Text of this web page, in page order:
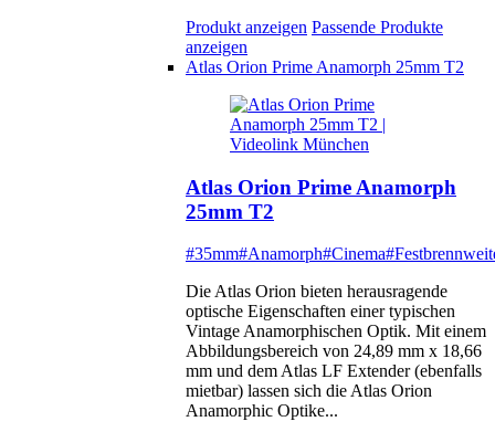
Produkt anzeigen Passende Produkte
anzeigen
Atlas Orion Prime Anamorph 25mm T2
Atlas Orion Prime Anamorph
25mm T2
#35mm#Anamorph#Cinema
Die Atlas Orion bieten herausragende
optische Eigenschaften einer typischen
Vintage Anamorphischen Optik. Mit einem
Abbildungsbereich von 24,89 mm x 18,66
mm und dem Atlas LF Extender (ebenfalls
mietbar) lassen sich die Atlas Orion
Anamorphic Optike...